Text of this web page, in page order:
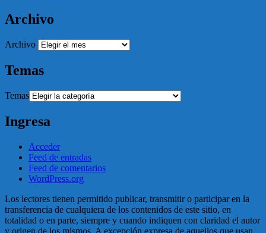
Archivo
Archivo
Temas
Temas
Ingresa
Acceder
Feed de entradas
Feed de comentarios
WordPress.org
Los lectores tienen permitido publicar, transmitir o participar en la
transferencia de cualquiera de los contenidos de este sitio, en
totalidad o en parte, siempre y cuando indiquen con claridad el autor
y origen de los mismos. A excepción expresa de aquellos que usan